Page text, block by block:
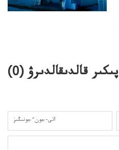
پىكىر قالدىقالدىرۋ (0
)